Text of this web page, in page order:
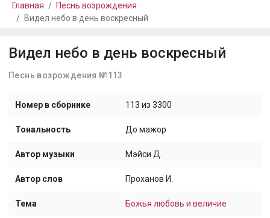
Главная
Песнь возрождения
Видел небо в день воскресный
Видел небо в день воскресный
Песнь возрождения №113
Номер в сборнике 113 из 3300
Тональность До мажор
Автор музыки Мэйси Д.
Автор слов Проханов И.
Тема Божья любовь и величие